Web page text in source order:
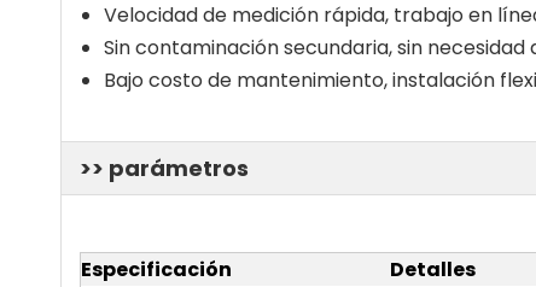
Velocidad de medición rápida, trabajo en
Sin contaminación secundaria, sin
Bajo costo de mantenimiento, instalación
>> parámetros
Especificación
Detalles